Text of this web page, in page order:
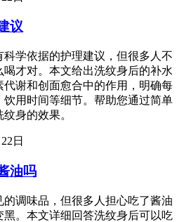
议
学依据的护理建议，但很多人不
才对。本文给出洗纹身后的补水
代谢和创面愈合中的作用，明确每
饮用时间等细节。帮助您通过简单
身的效果。
日
油吗
调味品，但很多人担心吃了酱油
黑。本文详细回答洗纹身后可以吃